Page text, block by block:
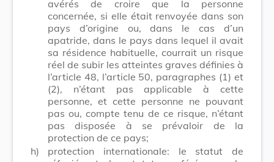
avérés de croire que la personne
concernée, si elle était renvoyée dans son
pays d’origine ou, dans le cas d’un
apatride, dans le pays dans lequel il avait
sa résidence habituelle, courrait un risque
réel de subir les atteintes graves définies à
l’article 48, l’article 50, paragraphes (1) et
(2), n’étant pas applicable à cette
personne, et cette personne ne pouvant
pas ou, compte tenu de ce risque, n’étant
pas disposée à se prévaloir de la
protection de ce pays;
h)
protection internationale: le statut de